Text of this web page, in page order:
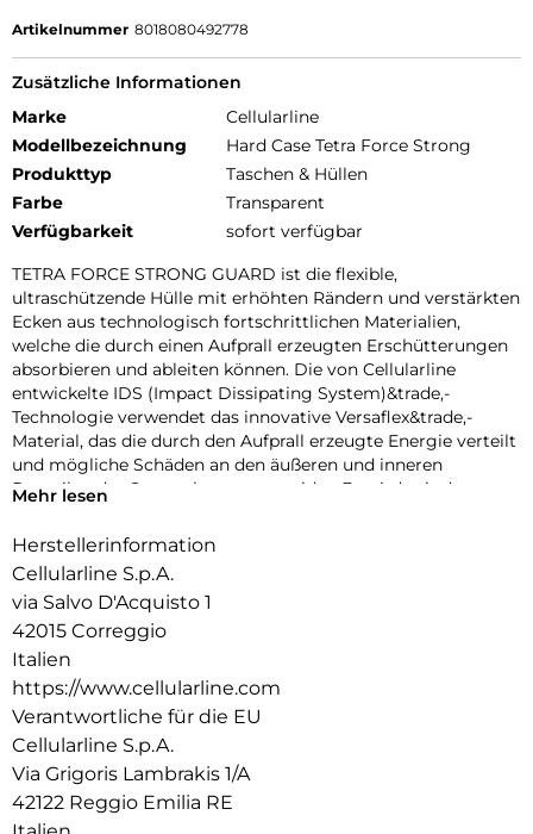
Artikelnummer 8018080492778
Zusätzliche Informationen
Marke
Cellularline
Modellbezeichnung
Hard Case Tetra Force Strong
Produkttyp
Taschen & Hüllen
Farbe
Transparent
Verfügbarkeit
sofort verfügbar
TETRA FORCE STRONG GUARD ist die flexible,
ultraschützende Hülle mit erhöhten Rändern und verstärkten
Ecken aus technologisch fortschrittlichen Materialien,
welche die durch einen Aufprall erzeugten Erschütterungen
absorbieren und ableiten können. Die von Cellularline
entwickelte IDS (Impact Dissipating System)&trade,-
Technologie verwendet das innovative Versaflex&trade,-
Material, das die durch den Aufprall erzeugte Energie verteilt
und mögliche Schäden an den äußeren und inneren
Bauteilen des Smartphones vermeidet. Es wird mit der
99,9% des Bakterienwachstums auf der Oberfläche der Hülle
der Tetra Force Strong Guard integriert ist.
Mehr lesen
Herstellerinformation
Cellularline S.p.A.
via Salvo D'Acquisto 1
42015 Correggio
Italien
https://www.cellularline.com
Verantwortliche für die EU
Cellularline S.p.A.
Via Grigoris Lambrakis 1/A
42122 Reggio Emilia RE